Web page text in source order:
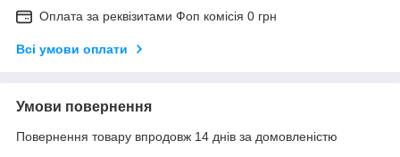
Оплата за реквізитами Фоп комісія 0 грн
Всі умови оплати
Умови повернення
Повернення товару впродовж 14 днів за домовленістю